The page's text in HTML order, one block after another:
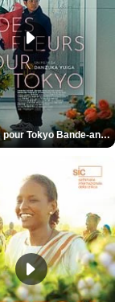
Des Fleurs pour Tokyo Bande-annonce VO STFR